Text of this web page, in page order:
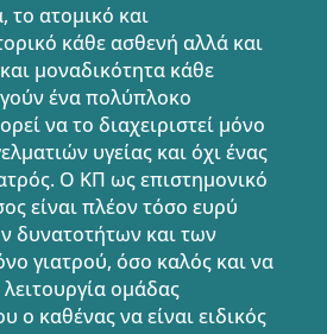
ατομικό και
κάθε ασθενή αλλά και
μοναδικότητα κάθε
ένα πολύπλοκο
να το διαχειριστεί μόνο
υγείας και όχι ένας
Ο ΚΠ ως επιστημονικό
είναι πλέον τόσο ευρύ
δυνατοτήτων και των
γιατρού, όσο καλός και να
λειτουργία ομάδας
ο καθένας να είναι ειδικός